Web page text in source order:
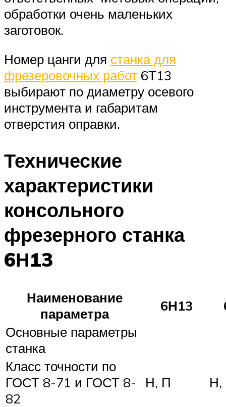
обработки очень маленьких
заготовок.
Номер цанги для станка для
фрезеровочных работ 6Т13
выбирают по диаметру осевого
инструмента и габаритам
отверстия оправки.
Технические
характеристики
консольного
фрезерного станка
6Н13
Наименование
параметра
6Н13
Основные параметры
станка
Класс точности по
ГОСТ 8-71 и ГОСТ 8-
82
Н, П Н,